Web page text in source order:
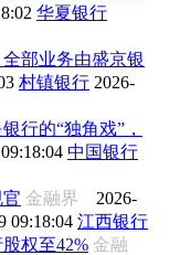
华夏银行
部业务由盛京银
村镇银行 2026-
行的“独角戏”，
中国银行
金融界 2026-
09:18:04 江西银行
权至42% 金融